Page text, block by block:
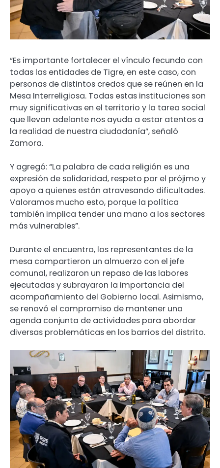
“Es importante fortalecer el vínculo fecundo con
todas las entidades de Tigre, en este caso, con
personas de distintos credos que se reúnen en la
Mesa Interreligiosa. Todas estas instituciones son
muy significativas en el territorio y la tarea social
que llevan adelante nos ayuda a estar atentos a
la realidad de nuestra ciudadanía”, señaló
Zamora.
Y agregó: “La palabra de cada religión es una
expresión de solidaridad, respeto por el prójimo y
apoyo a quienes están atravesando dificultades.
Valoramos mucho esto, porque la política
también implica tender una mano a los sectores
más vulnerables”.
Durante el encuentro, los representantes de la
mesa compartieron un almuerzo con el jefe
comunal, realizaron un repaso de las labores
ejecutadas y subrayaron la importancia del
acompañamiento del Gobierno local. Asimismo,
se renovó el compromiso de mantener una
agenda conjunta de actividades para abordar
diversas problemáticas en los barrios del distrito.